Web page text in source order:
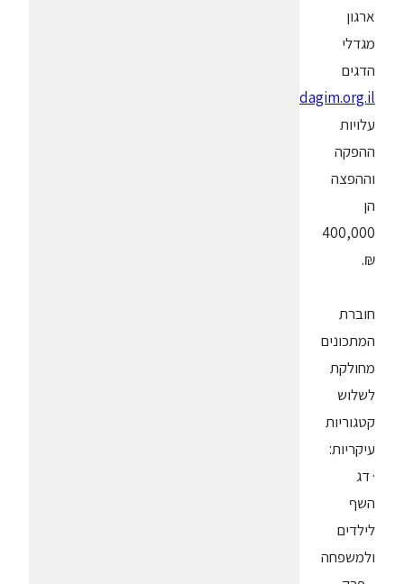
ארגון
מגדלי
הדגים
www.dagim.org.il
עלויות
ההפקה
וההפצה
הן
400,000
₪.
חוברת
המתכונים
מחולקת
לשלוש
קטגוריות
עיקריות:
· דג
השף
לילדים
ולמשפחה